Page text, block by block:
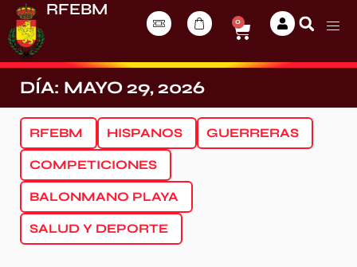
RFEBM
0
DÍA: MAYO 29, 2026
RFEBM HISPANOS GUERRERAS
COMPETICIONES
BALONMANO PLAYA
SALUD Y DEPORTE